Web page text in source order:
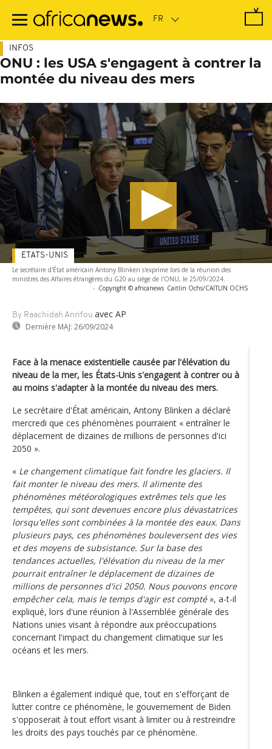
contenu
INFOS
ONU : les USA s'engagent à contrer la
montée du niveau des mers
Le secrétaire d'État américain Antony Blinken s'exprime lors de la réunion des
ministres des Affaires étrangères du G20 au siège de l'ONU, le 25/09/2024.
- Copyright © africanews Caitlin Ochs/CAITLIN OCHS
By Raachidah Anrifou avec AP
Dernière MAJ: 26/09/2024
ETATS-UNIS
Face à la menace existentielle causée par l'élévation du
niveau de la mer, les États-Unis s'engagent à contrer ou à
au moins s'adapter à la montée du niveau des mers.
Le secrétaire d'État américain, Antony Blinken a déclaré
mercredi que ces phénomènes pourraient « entraîner le
déplacement de dizaines de millions de personnes d'ici
2050 ».
« Le changement climatique fait fondre les glaciers. Il
fait monter le niveau des mers. Il alimente des
phénomènes météorologiques extrêmes tels que les
tempêtes, qui sont devenues encore plus dévastatrices
lorsqu'elles sont combinées à la montée des eaux. Dans
plusieurs pays, ces phénomènes bouleversent des vies
et des moyens de subsistance. Sur la base des
tendances actuelles, l'élévation du niveau de la mer
pourrait entraîner le déplacement de dizaines de
millions de personnes d'ici 2050. Nous pouvons encore
empêcher cela, mais le temps d'agir est compté», a-t-il
expliqué, lors d'une réunion à l'Assemblée générale des
Nations unies visant à répondre aux préoccupations
concernant l'impact du changement climatique sur les
océans et les mers.
Blinken a également indiqué que, tout en s'efforçant de
lutter contre ce phénomène, le gouvernement de Biden
s'opposerait à tout effort visant à limiter ou à restreindre
les droits des pays touchés par ce phénomène.